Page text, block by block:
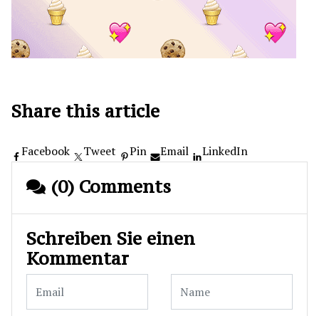
Share this article
Facebook Tweet Pin Email LinkedIn
(0) Comments
Schreiben Sie einen
Kommentar